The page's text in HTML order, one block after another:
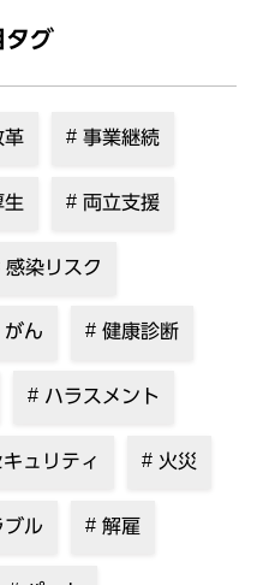
タグ
事業継続
両立支援
感染リスク
ん 健康診断
ハラスメント
ュリティ 火災
ル 解雇